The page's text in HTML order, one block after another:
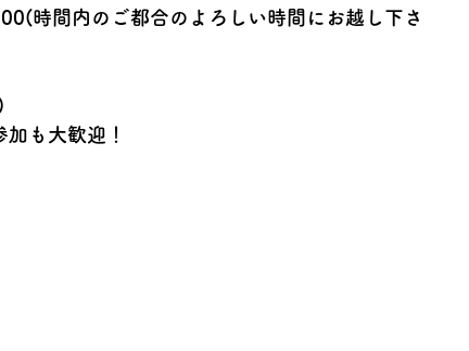
時間内のご都合のよろしい時間にお越し下さ
も大歓迎！